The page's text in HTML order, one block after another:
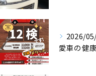
2026/